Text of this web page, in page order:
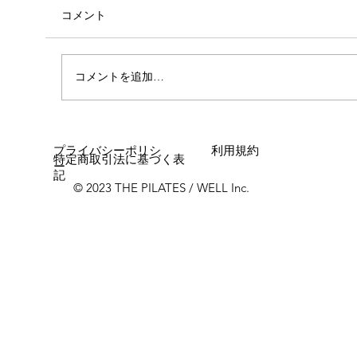
コメント
コメントを追加…
© 2023 THE PILATES / WELL Inc.
プライバシーポリシ
ー
利用規約
特定商取引法に基づく表
記